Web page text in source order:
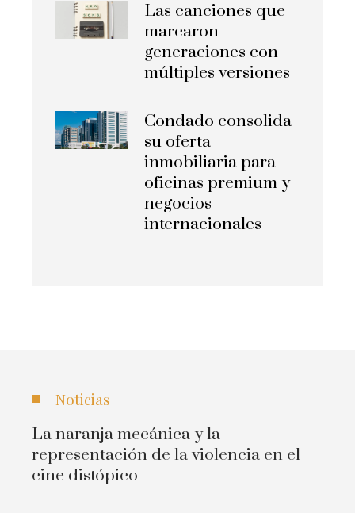
Las canciones que
marcaron
generaciones con
múltiples versiones
Condado consolida
su oferta
inmobiliaria para
oficinas premium y
negocios
internacionales
Noticias
La naranja mecánica y la
representación de la violencia en el
cine distópico